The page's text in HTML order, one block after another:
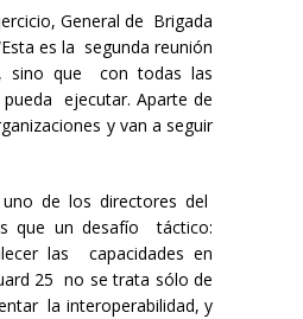
General de Brigada
es la segunda reunión
sino que con todas las
ejecutar. Aparte de
y van a seguir
de los directores del
que un desafío táctico:
las capacidades en
25 no se trata sólo de
la interoperabilidad, y